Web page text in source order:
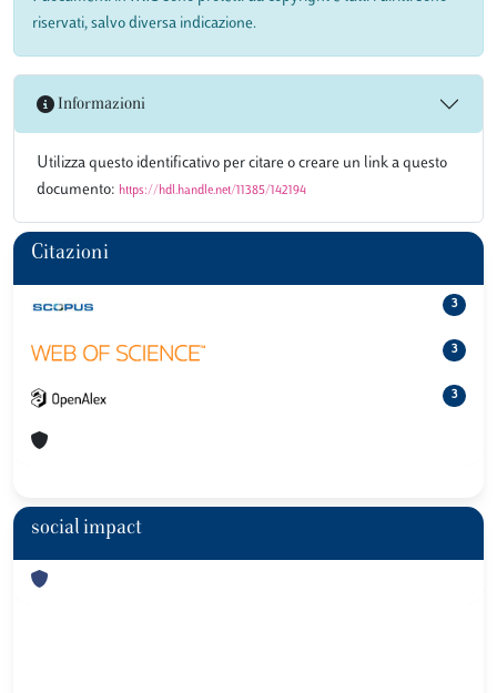
riservati, salvo diversa indicazione.
Informazioni
Utilizza questo identificativo per citare o creare un link a questo
documento: https://hdl.handle.net/11385/142194
Citazioni
3
3
3
social impact